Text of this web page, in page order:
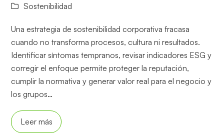
Sostenibilidad
Una estrategia de sostenibilidad corporativa fracasa
cuando no transforma procesos, cultura ni resultados.
Identificar síntomas tempranos, revisar indicadores ESG y
corregir el enfoque permite proteger la reputación,
cumplir la normativa y generar valor real para el negocio y
los grupos…
Leer más